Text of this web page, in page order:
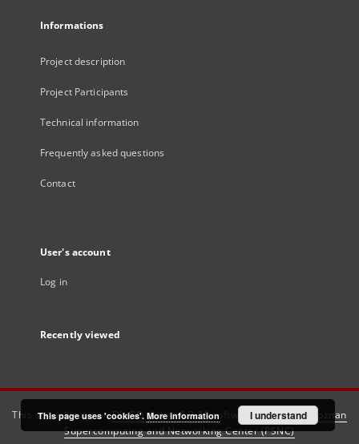
Informations
Project description
Project Participants
Technical information
Frequently asked questions
Contact
User's account
Log in
Recently viewed
This service runs onDInGO dLibra 6.3.21software created by
Poznan
Supercomputing and Networking Center (PSNC)
This page uses 'cookies'. More information I understand